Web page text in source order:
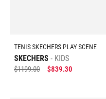
TENIS SKECHERS PLAY SCENE
SKECHERS KIDS
$1199.00 $839.30